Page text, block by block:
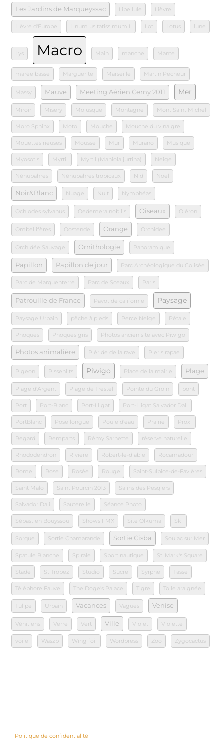
Les Jardins de Marqueyssac Libellule Lièvre
Lièvre d'Europe Linum usitatissimum L Lot Lotus lune
Lys Macro Main manche Mante
marée basse Marguerite Marseille Martin Pecheur
Massy Mauve Meeting Aérien Cerny 2011 Mer
Miroir Misery Molusque Montagne Mont Saint Michel
Moro Sphinx Moto Mouche Mouche du vinaigre
Mouettes rieuses Mousse Mur Murano Musique
Myosotis Myrtil Myrtil (Maniola jurtina) Neige
Nénupahres Nénupahres tropicaux Nid Noel
Noir&Blanc Nuage Nuit Nymphéas
Ochlodes sylvanus Oedemera nobilis Oiseaux Oléron
Ombellifères Oostende Orange Orchidee
Orchidée Sauvage Ornithologie Panoramique
Papillon Papillon de jour Parc Archéologique du Colisée
Parc de Marquenterre Parc de Sceaux Paris
Patrouille de France Pavot de californie Paysage
Paysage Urbain pêche à pieds Perce Neige Pétale
Phoques Phoques gris Photos ancien site avec Piwigo
Photos animalière Piéride de la rave Pieris rapae
Pigeon Pissenlits Piwigo Place de la mairie Plage
Plage d'Argent Plage de Trestel Pointe du Groin pont
Port Port-Blanc Port-Lligat Port-Lligat Salvador Dali
PortBlanc Pose longue Poule d'eau Prairie Proxi
Regard Remparts Rémy Sarhette réserve naturelle
Rhododendron Riviere Robert-le-diable Rocamadour
Rome Rose Rosée Rouge Saint-Sulpice-de-Favières
Saint Malo Saint Pourcin 2013 Salins des Pesqiers
Salvador Dali Sauterelle Séance Photo
Sébastien Bouyssou Shows FMX Site Olkuma Ski
Sorque Sortie Chamarande Sortie Cisba Soulac sur Mer
Spatule Blanche Spirale Sport nautique St. Mark's Square
Stade St Tropez Studio Sucre Syrphe Tasse
Téléphore Fauve The Doge's Palace Tigre Toile araignée
Tulipe Urbain Vacances Vagues Venise
Vénitiens Verre Vert Ville Violet Violette
voile Waszp Wing foil Wordpress Zoo Zygocactus
Politique de confidentialité